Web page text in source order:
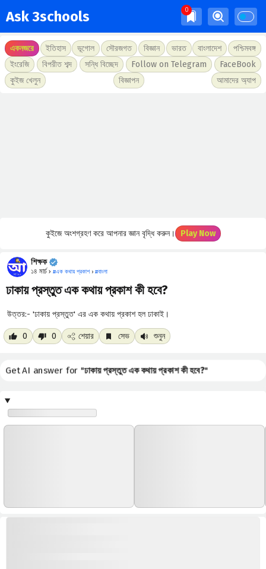
Ask 3schools
একনজরে ইতিহাস ভূগোল সৌরজগত বিজ্ঞান ভারত বাংলাদেশ
পশ্চিমবঙ্গ
ইংরেজি
বিপরীত শব্দ সন্ধি বিচ্ছেদ Follow on Telegram
FaceBook
কুইজ খেলুন
বিজ্ঞাপন আমাদের অ্যাপ
কুইজে অংশগ্রহণ করে আপনার জ্ঞান বৃদ্ধি করুন। Play Now
শিক্ষক
১৪ মার্চ › #এক কথায় প্রকাশ › #বাংলা
ঢাকায় প্রস্তুত এক কথায় প্রকাশ কী হবে?
উত্তর:- 'ঢাকায় প্রস্তুত' এর এক কথায় প্রকাশ হল ঢাকাই।
0 0 শেয়ার সেভ শুনুন
Get AI answer for "ঢাকায় প্রস্তুত এক কথায় প্রকাশ কী হবে?"